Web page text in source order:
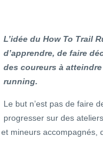
L’idée du How To Trail
d’apprendre, de faire
des coureurs à
running.
Le but n’est pas de faire
progresser sur des
mineurs accompagnés,